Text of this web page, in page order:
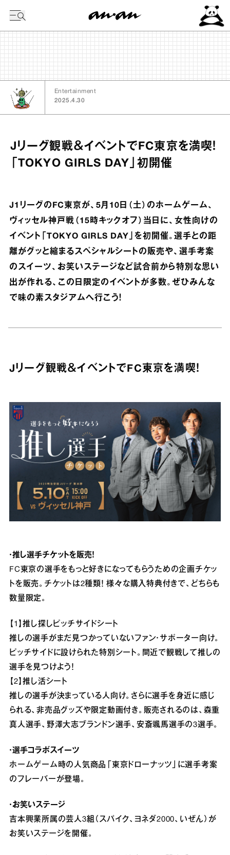
Entertainment
2025.4.30
Jリーグ観戦＆イベントでFC東京を満喫！
「TOKYO GIRLS DAY」初開催
J1リーグのFC東京が、5月10日（土）のホームゲーム、
ヴィッセル神戸戦（15時キックオフ）当日に、女性向けの
イベント「TOKYO GIRLS DAY」を初開催。選手との距
離がグッと縮まるスペシャルシートの販売や、選手考案
のスイーツ、お笑いステージなど試合前から特別な思い
出が作れる、この日限定のイベントが多数。ぜひみんな
で味の素スタジアムへ行こう！
Jリーグ観戦＆イベントでFC東京を満喫！
・推し選手チケットを販売！
FC東京の選手をもっと好きになってもらうための企画チケッ
トを販売。チケットは2種類！ 様々な購入特典付きで、どちらも
数量限定。
【1】推し探しピッチサイドシート
推しの選手がまだ見つかっていないファン・サポーター向け。
ピッチサイドに設けられた特別シート。間近で観戦して推しの
選手を見つけよう！
【2】推し活シート
推しの選手が決まっている人向け。さらに選手を身近に感じ
られる、非売品グッズや限定動画付き。販売されるのは、森重
真人選手、野澤大志ブランドン選手、安斎颯馬選手の3選手。
・選手コラボスイーツ
ホームゲーム時の人気商品「東京ドローナッツ」に選手考案
のフレーバーが登場。
・お笑いステージ
吉本興業所属の芸人3組（スパイク、ヨネダ2000、いぜん）が
お笑いステージを開催。